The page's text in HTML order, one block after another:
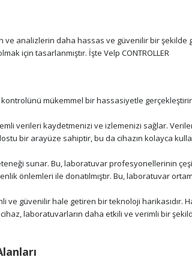
ve analizlerin daha hassas ve güvenilir bir
için tasarlanmıştır. İşte Velp CONTROLLER
kontrolünü mükemmel bir hassasiyetle
verileri kaydetmenizi ve izlemenizi sağlar.
dostu bir arayüze sahiptir, bu da cihazın kolayca
sunar. Bu, laboratuvar profesyonellerinin
önlemleri ile donatılmıştır. Bu, laboratuvar
ve güvenilir hale getiren bir teknoloji
laboratuvarların daha etkili ve verimli bir